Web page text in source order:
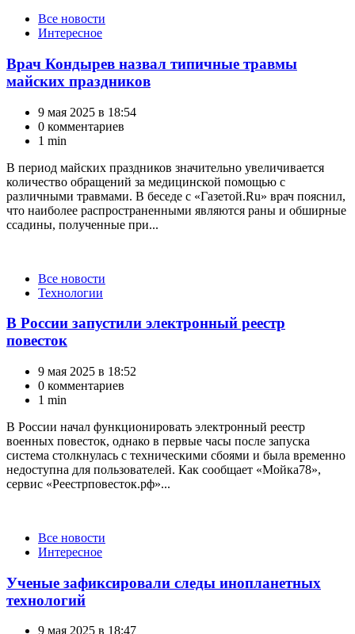
КатегорииВсе новости
Интересное
Врач Кондырев назвал типичные травмы
майских праздников
9 мая 2025 в 18:54
0 комментариев
1 min
В период майских праздников значительно увеличивается
количество обращений за медицинской помощью с
различными травмами. В беседе с «Газетой.Ru» врач пояснил,
что наиболее распространенными являются раны и обширные
ссадины, полученные при...
КатегорииВсе новости
Технологии
В России запустили электронный реестр
повесток
9 мая 2025 в 18:52
0 комментариев
1 min
В России начал функционировать электронный реестр
военных повесток, однако в первые часы после запуска
система столкнулась с техническими сбоями и была временно
недоступна для пользователей. Как сообщает «Мойка78»,
сервис «Реестрповесток.рф»...
КатегорииВсе новости
Интересное
Ученые зафиксировали следы инопланетных
технологий
9 мая 2025 в 18:47